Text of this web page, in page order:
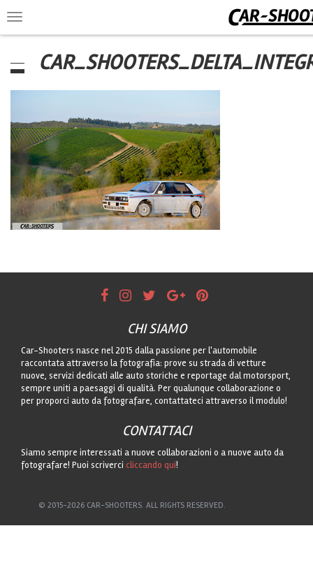
Toggle
navigation
CHI SIAMO
Car-Shooters nasce nel 2015 dalla passione per l'automobile
raccontata attraverso la fotografia: prove su strada di vetture
nuove, servizi dedicati alle auto storiche e reportage dal motorsport,
sempre uniti a paesaggi di qualità. Per qualunque collaborazione o
per proporci auto da fotografare, contattateci attraverso il modulo!
CONTATTACI
Siamo sempre interessati a nuove collaborazioni o a nuove auto da
fotografare! Puoi scriverci cliccando qui!
© 2015-2026 CAR-SHOOTERS. ALL RIGHTS RESERVED.